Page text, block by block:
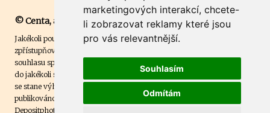
marketingových interakcí, chcete-
li zobrazovat reklamy které jsou
pro vás relevantnější.
Souhlasím
Odmítám
© Centa, a.s.
Jakékoli použití obsahu včetně převzetí, šíření či dalšího užití a
zpřístupňování textových či obrazových materiálů bez písemného
souhlasu společnosti Centa,a.s. je zakázáno. Čtenář svým přihlášením
do jakékoli soutěže na našem webu dává souhlas s tím, že v případě, že
se stane výhercem této soutěže, může být jeho jméno na webu
publikováno. Centa, a.s. využívala licenci ČTK a využívá fotografie z
Depositphotos